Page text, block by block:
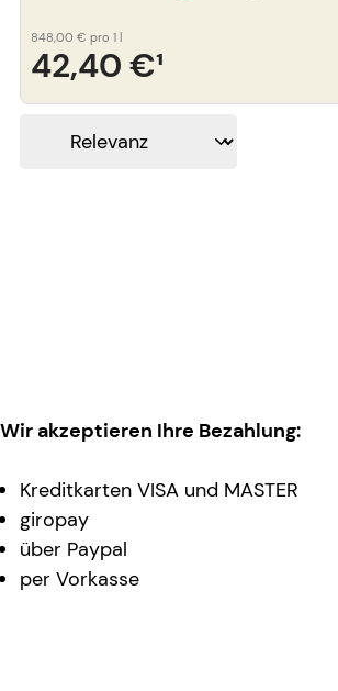
42,40 €¹
848,00 € pro 1 l
Wir akzeptieren Ihre Bezahlung:
Kreditkarten VISA und MASTER
giropay
über Paypal
per Vorkasse